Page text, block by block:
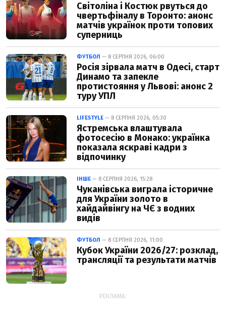
Світоліна і Костюк рвуться до
чвертьфіналу в Торонто: анонс
матчів українок проти топових
суперниць
ФУТБОЛ — 8 СЕРПНЯ 2026, 06:00
Росія зірвала матч в Одесі, старт
Динамо та запекле
протистояння у Львові: анонс 2
туру УПЛ
LIFESTYLE — 8 СЕРПНЯ 2026, 05:30
Ястремська влаштувала
фотосесію в Монако: українка
показала яскраві кадри з
відпочинку
ІНШЕ — 8 СЕРПНЯ 2026, 15:28
Чуканівська виграла історичне
для України золото в
хайдайвінгу на ЧЄ з водних
видів
ФУТБОЛ — 8 СЕРПНЯ 2026, 11:00
Кубок України 2026/27: розклад,
трансляції та результати матчів
РЕКЛАМА: